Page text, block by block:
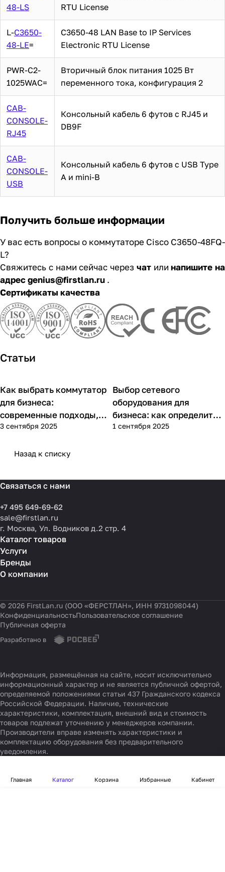
48-LS
RTU License
L-C3650-
48-LE=
C3650-48 LAN Base to IP Services
Electronic RTU License
PWR-C2-
1025WAC=
Вторичный блок питания 1025 Вт
переменного тока, конфигурация 2
CAB-
CONSOLE-
RJ45
Консольный кабель 6 футов с RJ45 и
DB9F
CAB-
CONSOLE-
USB
Консольный кабель 6 футов с USB Type
A и mini-B
Получить больше информации
У вас есть вопросы о коммутаторе Cisco C3650-48FQ-
L?
Свяжитесь с нами сейчас через чатилинапишите на
адрес genius@firstlan.ru .
Сертификаты качества
Статьи
Советы покупателям
Как выбрать коммутатор
для бизнеса:
современные подходы,
практика применения и
3 сентября 2025
Советы покупателям
Выбор сетевого
оборудования для
бизнеса: как определить
потребности компании и
1 сентября 2025
Назад к списку
Связаться с нами
+7 495 649-69-62
sale@firstlan.ru
г. Москва, Ул. Водников д.2 стр. 4
Каталог товаров
Услуги
Бренды
О компании
© 2026 FirstLan.ru (ООО «ФЕРСТЛАН», ИНН 9731098044)
КонфиденциальностьПользовательское соглашение
Публичная оферта
Разработано в
Информация, размещённая на сайте, носит исключительно
информационный характер и не является публичной офертой,
определяемой положениями статьи 437 Гражданского кодекса
Российской Федерации. Наличие, технические
характеристики, комплектация, внешний вид и стоимость
товаров подлежат уточнению у менеджеров компании.
Производители вправе изменять характеристики и
комплектацию оборудования без предварительного
уведомления.
Главная Каталог Корзина Избранные Кабинет